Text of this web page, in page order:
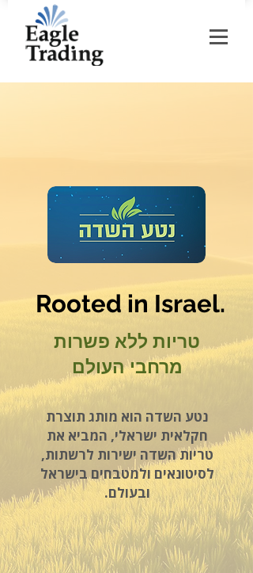
Rooted in Israel.
טריות ללא פשרות
מרחבי העולם
נטע השדה הוא מותג תוצרת
חקלאית ישראלי, המביא את
טריות השדה ישירות לרשתות,
לסיטונאים ולמטבחים בישראל
ובעולם.